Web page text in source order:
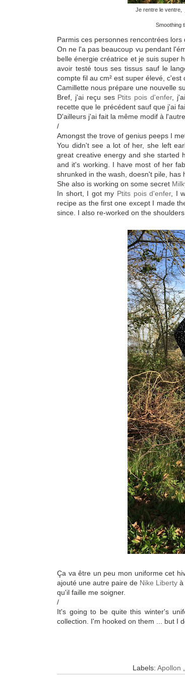
Je rentre le ventre,
Smoothing
Parmis ces personnes rencontrées
On ne l'a pas beaucoup vu pendant
belle énergie créatrice et je suis super
avoir testé tous ses tissus sauf le
compte fil au cm² est super élevé,
Camillette nous prépare une nouvelle
Bref, j'ai reçu ses Ptits pois d'enfer,
recette que le précédent sauf que j'ai
D'ailleurs j'ai fait la même modif à
/
Amongst the trove of genius peeps I
You didn't see a lot of her, she left
great creative energy and she started
and it's working. I have most of her
shrunked in the wash, doesn't pile, has
She also is working on some secret
In short, I got my Ptits pois d'enfer, I
recipe as the first one except I made
since. I also re-worked on the
Ça va être un peu mon uniforme cet
ajouté une autre paire de Nike Liberty à
qu'il faille me soigner.
/
It's going to be quite this winter's
collection. I'm hooked on them ... but I
Labels: Apollon ,